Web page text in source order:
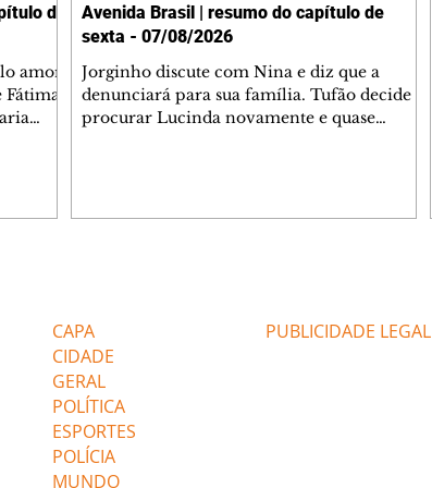
de
amor
Avenida Brasil | resumo do capítulo de
sexta - 07/08/2026
Jorginho discute com Nina e diz que a
denunciará para sua família. Tufão decide
procurar Lucinda novamente e quase
Max estavam envolvidos na tentativa de
assalto à
CAPA
CIDADE
GERAL
POLÍTICA
ESPORTES
POLÍCIA
MUNDO
PUBLICIDADE LEGAL